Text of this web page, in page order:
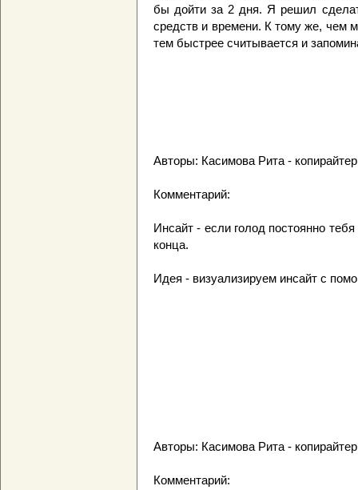
бы дойти за 2 дня. Я решил
средств и времени. К тому же, чем
тем быстрее считывается и
Авторы: Касимова Рита -
Комментарий:
Инсайт - если голод постоянно
конца.
Идея - визуализируем инсайт с
Авторы: Касимова Рита -
Комментарий: